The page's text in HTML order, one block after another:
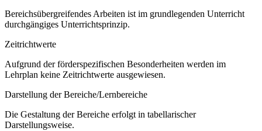
Bereichsübergreifendes Arbeiten ist im grundlegenden Unterricht
durchgängiges Unterrichtsprinzip.
Zeitrichtwerte
Aufgrund der förderspezifischen Besonderheiten werden im
Lehrplan keine Zeitrichtwerte ausgewiesen.
Darstellung der Bereiche/Lernbereiche
Die Gestaltung der Bereiche erfolgt in tabellarischer
Darstellungsweise.